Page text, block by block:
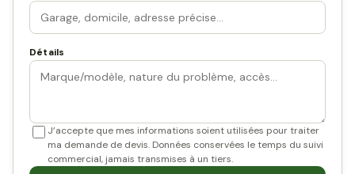
Détails
J’accepte que mes informations soient utilisées pour traiter
ma demande de devis. Données conservées le temps du suivi
commercial, jamais transmises à un tiers.